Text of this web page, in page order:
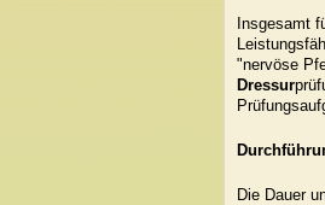
Insgesamt
"nervöse
Dressur
Die Dauer